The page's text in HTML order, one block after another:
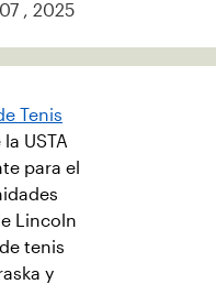
, 2025
Tenis
USTA
para el
Lincoln
tenis
y